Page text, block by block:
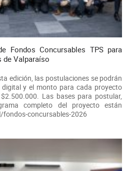
Fondos Concursables TPS para
Valparaíso
edición, las postulaciones se podrán
y el monto para cada proyecto
Las bases para postular,
completo del proyecto están
concursables-2026